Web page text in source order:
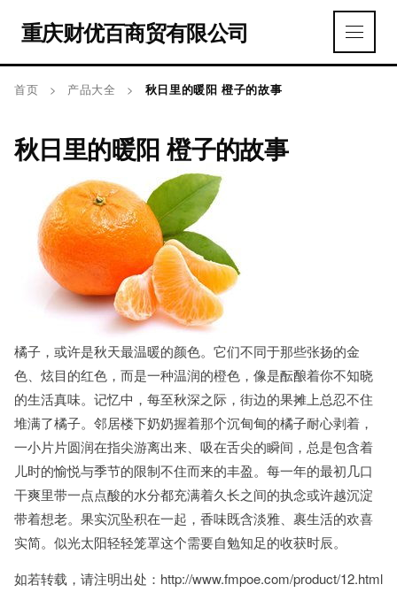
重庆财优百商贸有限公司
首页 > 产品大全 > 秋日里的暖阳 橙子的故事
秋日里的暖阳 橙子的故事
橘子，或许是秋天最温暖的颜色。它们不同于那些张扬的金
色、炫目的红色，而是一种温润的橙色，像是酝酿着你不知晓
的生活真味。记忆中，每至秋深之际，街边的果摊上总忍不住
堆满了橘子。邻居楼下奶奶握着那个沉甸甸的橘子耐心剥着，
一小片片圆润在指尖游离出来、吸在舌尖的瞬间，总是包含着
儿时的愉悦与季节的限制不住而来的丰盈。每一年的最初几口
干爽里带一点点酸的水分都充满着久长之间的执念或许越沉淀
带着想老。果实沉坠积在一起，香味既含淡雅、裹生活的欢喜
实简。似光太阳轻轻笼罩这个需要自勉知足的收获时辰。
如若转载，请注明出处：http://www.fmpoe.com/product/12.html